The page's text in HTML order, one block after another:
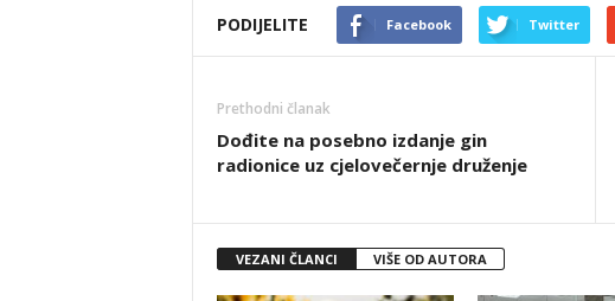
PODIJELITE Facebook Twitter
Prethodni članak
Dođite na posebno izdanje gin
radionice uz cjelovečernje druženje
VEZANI ČLANCI VIŠE OD AUTORA